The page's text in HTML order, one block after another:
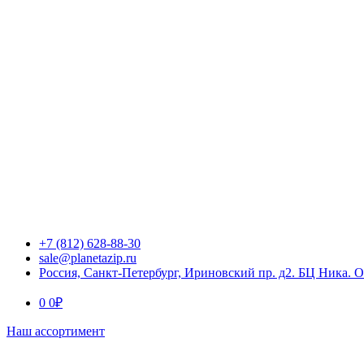
+7 (812) 628-88-30
sale@planetazip.ru
Россия, Санкт-Петербург, Ириновский пр. д2. БЦ Ника.
0 0₽
Наш ассортимент